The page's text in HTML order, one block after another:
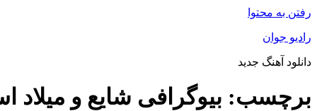
رفتن به محتوا
رادیو جوان
دانلود آهنگ جدید
برچسب: بیوگرافی شایع و میلاد